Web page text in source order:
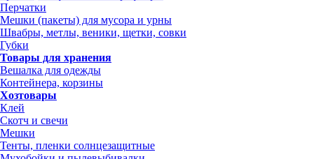
Перчатки
Мешки (пакеты) для мусора и урны
Швабры, метлы, веники, щетки, совки
Губки
Товары для хранения
Вешалка для одежды
Контейнера, корзины
Хозтовары
Клей
Скотч и свечи
Мешки
Тенты, пленки солнцезащитные